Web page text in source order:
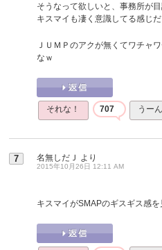
そうなって欲しいと、事務所が
キスマイも凄く意識してる感じだ
ＪＵＭＰのアクが無くてワチャ
なｗ
それな！ 707 うー
7 名無しだＪ より
2015年10月26日 12:11 AM
キスマイがSMAPのギスギス感